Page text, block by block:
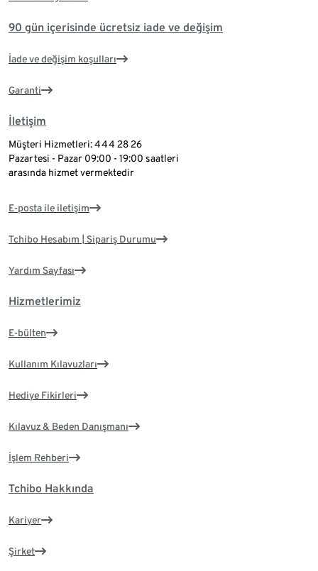
90 gün içerisinde ücretsiz iade ve değişim
İade ve değişim koşulları
Garanti
İletişim
Müşteri Hizmetleri: 444 28 26
Pazartesi - Pazar 09:00 - 19:00 saatleri
arasında hizmet vermektedir
E-posta ile iletişim
Tchibo Hesabım | Sipariş Durumu
Yardım Sayfası
Hizmetlerimiz
E-bülten
Kullanım Kılavuzları
Hediye Fikirleri
Kılavuz & Beden Danışmanı
İşlem Rehberi
Tchibo Hakkında
Kariyer
Şirket